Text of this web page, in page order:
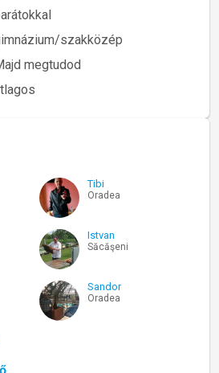
szakközép
megtudod
Tibi
Oradea
Istvan
Săcăşeni
Sandor
Oradea